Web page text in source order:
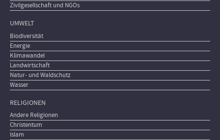
Zivilgesellschaft und NGOs
UMWELT
Biodiversität
Energie
Klimawandel
Landwirtschaft
Natur- und Waldschutz
Wasser
RELIGIONEN
Andere Religionen
Christentum
Islam